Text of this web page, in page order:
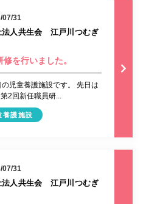
07/31
法人共生会 江戸川つむぎ
修を行いました。
児童養護施設です。 先日は
2回新任職員研...
養護施設
07/31
法人共生会 江戸川つむぎ